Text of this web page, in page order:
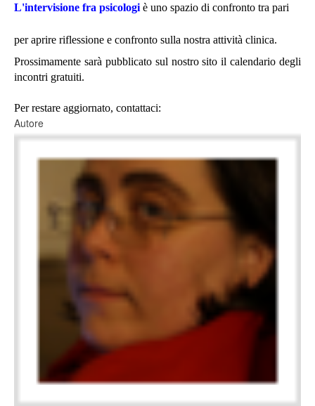
L'intervisione fra psicologi è uno spazio di confronto tra pari
per aprire riflessione e confronto sulla nostra attività clinica.
Prossimamente sarà pubblicato sul nostro sito il calendario degli
incontri gratuiti.
Per restare aggiornato, contattaci:
Autore